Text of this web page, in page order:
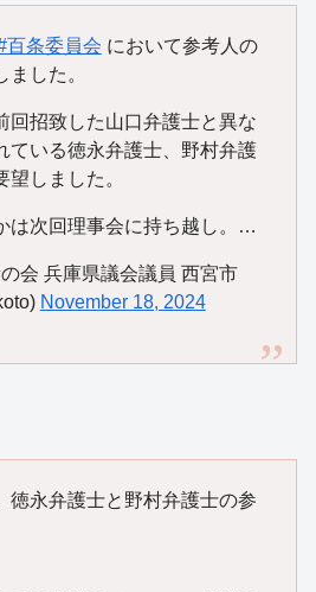
百条委員会 において参考人の
した。
回招致した山口弁護士と異な
ている徳永弁護士、野村弁護
しました。
は次回理事会に持ち越し。…
会 兵庫県議会議員 西宮市
November 18, 2024
徳永弁護士と野村弁護士の参